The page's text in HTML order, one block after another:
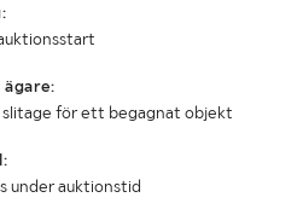
slitage för ett begagnat objekt
under auktionstid